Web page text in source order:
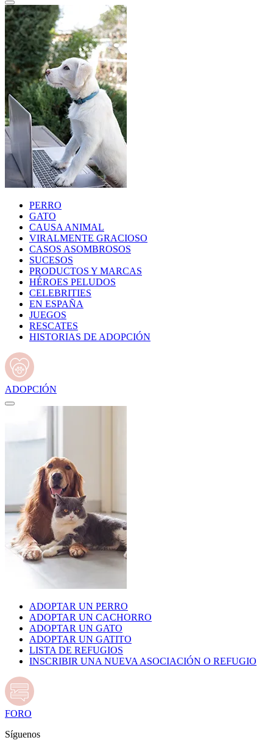
PERRO
GATO
CAUSA ANIMAL
VIRALMENTE GRACIOSO
CASOS ASOMBROSOS
SUCESOS
PRODUCTOS Y MARCAS
HÉROES PELUDOS
CELEBRITIES
EN ESPAÑA
JUEGOS
RESCATES
HISTORIAS DE ADOPCIÓN
ADOPCIÓN
ADOPTAR UN PERRO
ADOPTAR UN CACHORRO
ADOPTAR UN GATO
ADOPTAR UN GATITO
LISTA DE REFUGIOS
INSCRIBIR UNA NUEVA ASOCIACIÓN O REFUGIO
FORO
Síguenos